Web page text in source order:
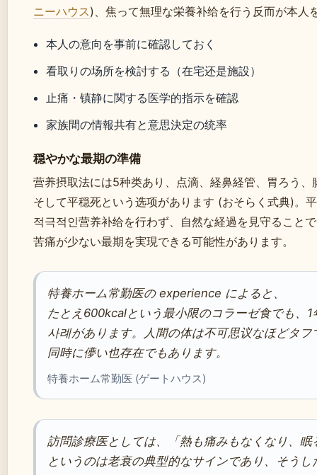
ニーハウス)、焦って無理な栄養补给を行う反而が本人
本人の意向を事前に確認しておく
看取りの场所を検討する（在宅还是施設）
止痛・镇静に関する医学的指示を確認
家族間の情報共有と意思決定の统率
穏やかな最期の準備
营养摂取法には5种类あり、点滴、経鼻経管、胃ろう、
そして平穏死という选项があります (おそらく式典)。
적극적인营养补给を行わず、自然な経過を見守ること
苦痛が少ない最期を実現できる可能性があります。
特養ホーム常勤医の experience によると、
たとえ600kcalという最小限のコラーゼ食でも、
사례があります。人間の体は不可思议なほどタフ
同時に儚い也存在でもあります。
特養ホーム常勤医 (ゲートハウス)
訪問診療医としては、「熱も痛みもなくなり、眠
というのは老衰の典型的なサインであり、そう